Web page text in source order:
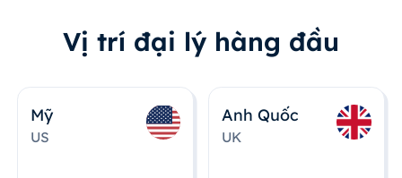
Vị trí đại lý hàng đầu
Mỹ
US
Anh Quốc
UK